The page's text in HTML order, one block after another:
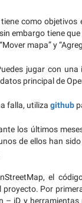
tiene como objetivos
embargo tiene
mapa” y
jugar con
principal de
falla, utiliza github
los últimos
de ellos han
el
Por
– iD y